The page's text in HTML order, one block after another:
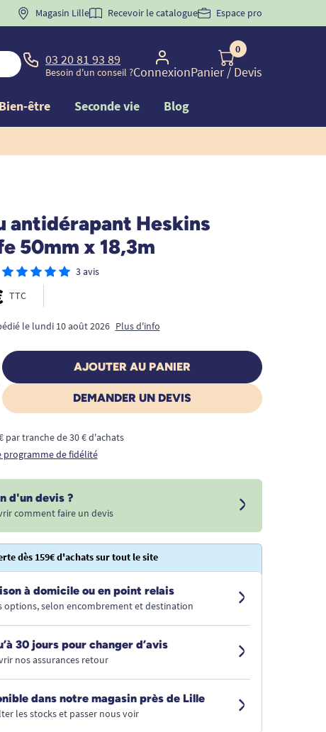
BIENVENUE" pourla 1ère commande d'incontinence
Magasin Lille Recevoir le catalogue Espace pro
03 20 81 93 89
Besoin d'un conseil ?Connexion
0
Panier/ Devis
être Seconde vie Blog
antidérapant Heskins
50mm x 18,3m
3 avis
TTC
le lundi 10 août 2026 Plus d'info
AJOUTER AU PANIER
DEMANDER UN DEVIS
par tranche de 30 € d'achats
programme de fidélité
d'un devis ?
comment faire un devis
dès 159€ d'achats sur tout le site
à domicile ou en point relais
options, selon encombrement et destination
30 jours pour changer d’avis
nos assurances retour
dans notre magasin près de Lille
les stocks et passer nous voir